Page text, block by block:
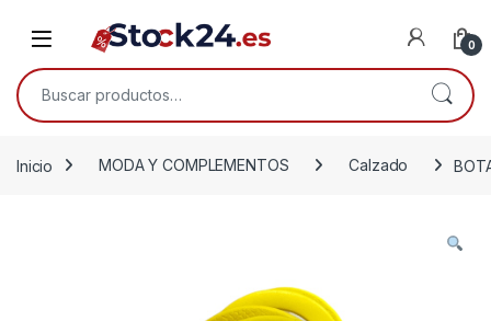
Open 0
Buscar por:
Inicio MODA Y COMPLEMENTOS Calzado